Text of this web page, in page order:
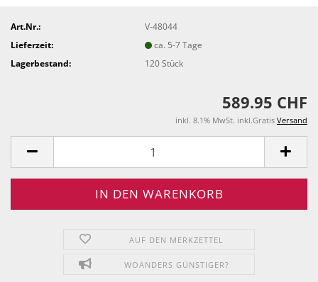
Art.Nr.:
V-48044
Lieferzeit:
ca. 5-7 Tage
Lagerbestand:
120Stück
589.95 CHF
inkl. 8.1% MwSt. inkl.Gratis Versand
AUF DEN MERKZETTEL
WOANDERS GÜNSTIGER?